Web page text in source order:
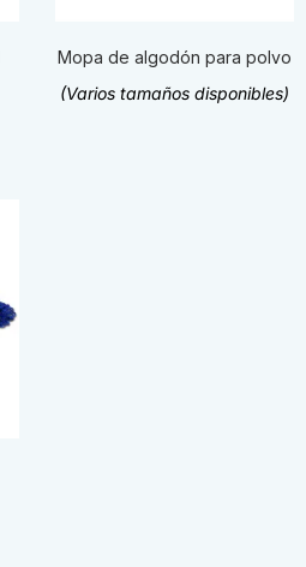
Mopa de algodón para polvo
(Varios tamaños disponibles)